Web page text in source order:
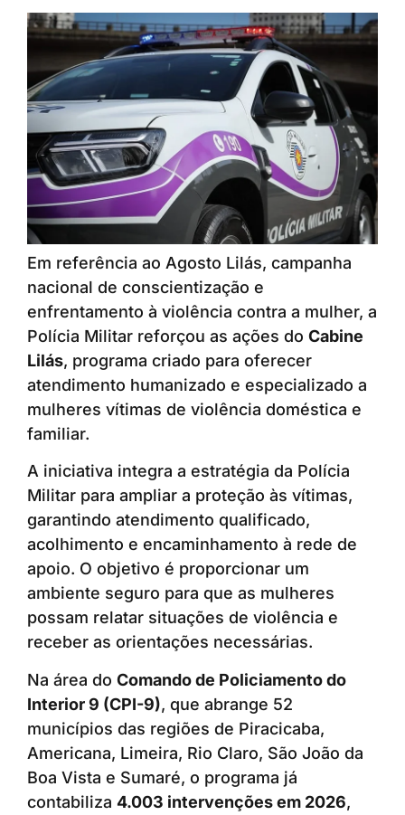
Em referência ao Agosto Lilás, campanha
nacional de conscientização e
enfrentamento à violência contra a mulher, a
Polícia Militar reforçou as ações do Cabine
Lilás, programa criado para oferecer
atendimento humanizado e especializado a
mulheres vítimas de violência doméstica e
familiar.
A iniciativa integra a estratégia da Polícia
Militar para ampliar a proteção às vítimas,
garantindo atendimento qualificado,
acolhimento e encaminhamento à rede de
apoio. O objetivo é proporcionar um
ambiente seguro para que as mulheres
possam relatar situações de violência e
receber as orientações necessárias.
Na área do Comando de Policiamento do
Interior 9 (CPI-9), que abrange 52
municípios das regiões de Piracicaba,
Americana, Limeira, Rio Claro, São João da
Boa Vista e Sumaré, o programa já
contabiliza 4.003 intervenções em 2026,